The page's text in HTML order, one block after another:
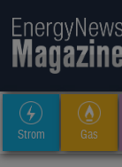
Strom Gas